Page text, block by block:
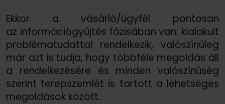
Ekkor a vásárló/ügyfél pontosan
az információgyűjtés fázisában van: kialakult
problématudattal rendelkezik, valószínűleg
már azt is tudja, hogy többféle megoldás áll
a rendelkezésére és minden valószínűség
szerint terepszemlét is tartott a lehetséges
megoldások között.